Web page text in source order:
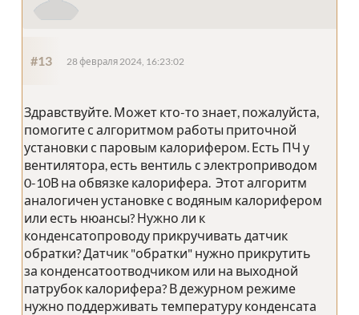
#13 28 февраля 2024, 16:23:02
Здравствуйте. Может кто-то знает, пожалуйста,
помогите с алгоритмом работы приточной
установки с паровым калорифером. Есть ПЧ у
вентилятора, есть вентиль с электроприводом
0-10В на обвязке калорифера. Этот алгоритм
аналогичен установке с водяным калорифером
или есть нюансы? Нужно ли к
конденсатопроводу прикручивать датчик
обратки? Датчик "обратки" нужно прикрутить
за конденсатоотводчиком или на выходной
патрубок калорифера? В дежурном режиме
нужно поддерживать температуру конденсата